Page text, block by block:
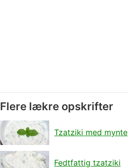
Flere lækre opskrifter
Tzatziki med mynte
Fedtfattig tzatziki